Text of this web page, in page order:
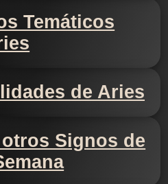
Temáticos
de Aries
Signos de